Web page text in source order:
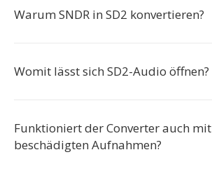
Warum SNDR in SD2 konvertieren?
Womit lässt sich SD2-Audio öffnen?
Funktioniert der Converter auch mit
beschädigten Aufnahmen?